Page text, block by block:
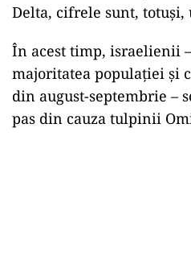
Delta, cifrele sunt, totuși,
În acest timp, israelienii
majoritatea populaţiei şi
din august-septembrie –
pas din cauza tulpinii